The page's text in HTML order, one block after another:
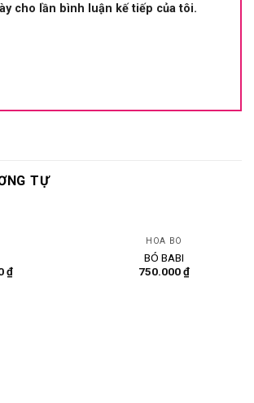
cho lần bình luận kế tiếp của tôi.
TỰ
₫
HOA BÓ
BÓ BABI
750.000₫